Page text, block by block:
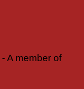
- A member of